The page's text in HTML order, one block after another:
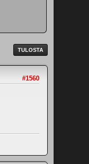
TULOSTA
#1560